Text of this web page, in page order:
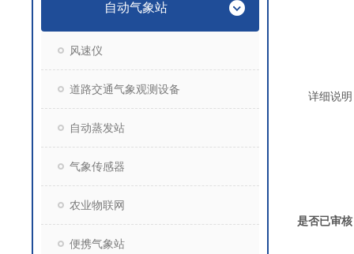
自动气象站
风速仪
道路交通气象观测设备
自动蒸发站
气象传感器
农业物联网
便携气象站
详细说
是否已审